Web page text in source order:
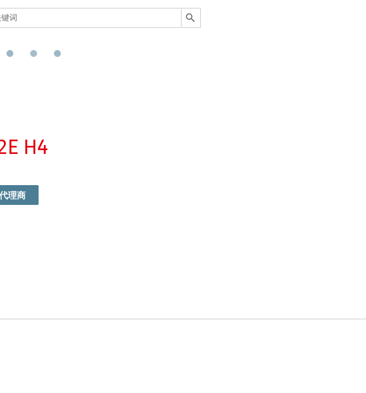
H4
理商